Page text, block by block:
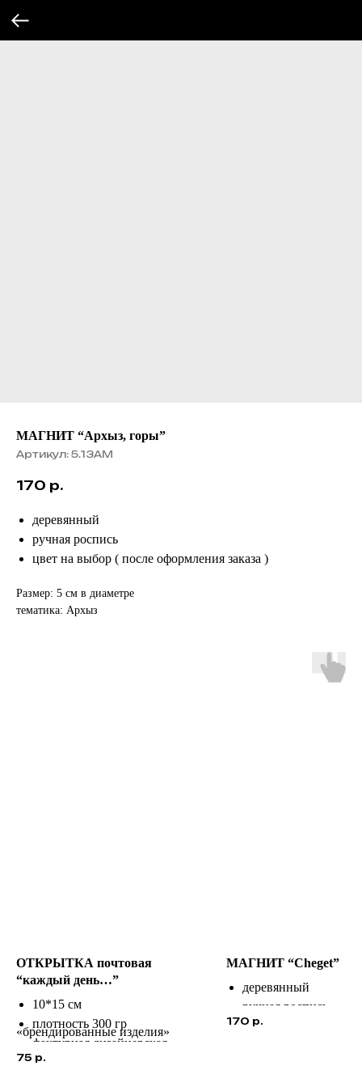
МАГНИТ “Архыз, горы”
Артикул: 5.13АМ
170 р.
деревянный
ручная роспись
цвет на выбор ( после оформления заказа )
Размер: 5 см в диаметре
тематика: Архыз
ОТКРЫТКА почтовая
“каждый день…”
10*15 см
плотность 300 гр
фактурная дизайнерская
бумага
«брендированные изделия»
75 р.
МАГНИТ “Cheget”
деревянный
ручная роспись
цвет на выбор (
170 р.